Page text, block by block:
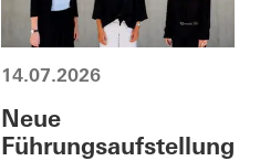
14.07.2026
Neue
Führungsaufstellung